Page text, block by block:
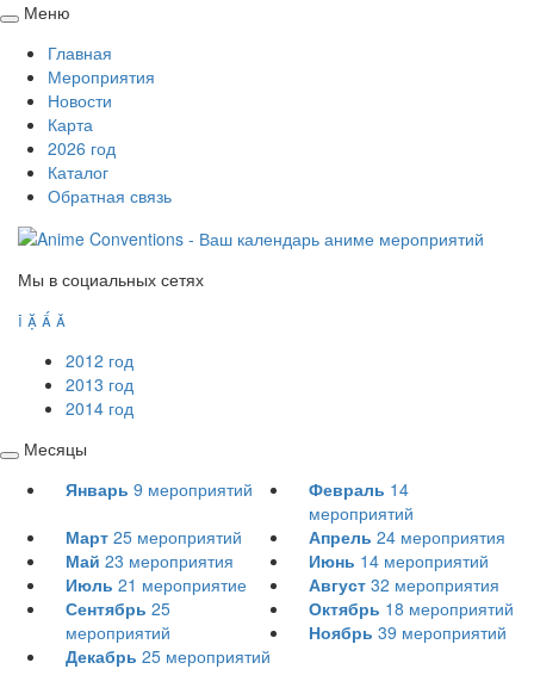
Свернуть
развернуть
Меню
Главная
Мероприятия
Новости
Карта
2026 год
Каталог
Обратная связь
Мы в социальных сетях
   
2012 год
2013 год
2014 год
Свернуть
Месяцы
Январь 9 мероприятий Февраль 14
мероприятий
Март 25 мероприятий Апрель 24 мероприятия
Май 23 мероприятия Июнь 14 мероприятий
Июль 21 мероприятие Август 32 мероприятия
Сентябрь 25
мероприятий
Октябрь 18 мероприятий
Ноябрь 39 мероприятий
Декабрь 25 мероприятий